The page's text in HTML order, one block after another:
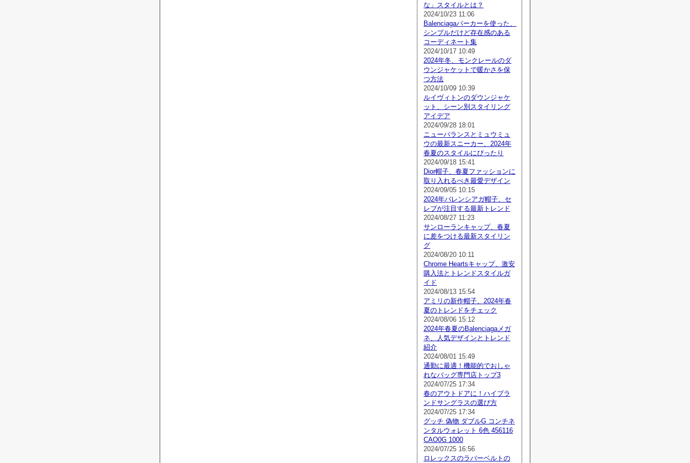
な」スタイルとは？
2024/10/23 11:06
Balenciagaパーカーを使った、
シンプルだけど存在感のある
コーディネート集
2024/10/17 10:49
2024年冬、モンクレールのダ
ウンジャケットで暖かさを保
つ方法
2024/10/09 10:39
ルイヴィトンのダウンジャケ
ット、シーン別スタイリング
アイデア
2024/09/28 18:01
ニューバランスとミュウミュ
ウの最新スニーカー、2024年
春夏のスタイルにぴったり
2024/09/18 15:41
Dior帽子、春夏ファッションに
取り入れるべき最愛デザイン
2024/09/05 10:15
2024年バレンシアガ帽子、セ
レブが注目する最新トレンド
2024/08/27 11:23
サンローランキャップ、春夏
に差をつける最新スタイリン
グ
2024/08/20 10:11
Chrome Heartsキャップ、激安
購入法とトレンドスタイルガ
イド
2024/08/13 15:54
アミリの新作帽子、2024年春
夏のトレンドをチェック
2024/08/06 15:12
2024年春夏のBalenciagaメガ
ネ、人気デザインとトレンド
紹介
2024/08/01 15:49
通勤に最適！機能的でおしゃ
れなバッグ専門店トップ3
2024/07/25 17:34
春のアウトドアに！ハイブラ
ンドサングラスの選び方
2024/07/25 17:34
グッチ 偽物 ダブルG コンチネ
ンタルウォレット 6色 456116
CAO0G 1000
2024/07/25 16:56
ロレックスのラバーベルトの